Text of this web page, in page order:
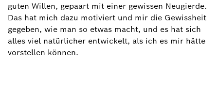
guten Willen, gepaart mit einer gewissen Neugierde.
Das hat mich dazu motiviert und mir die Gewissheit
gegeben, wie man so etwas macht, und es hat sich
alles viel natürlicher entwickelt, als ich es mir hätte
vorstellen können.